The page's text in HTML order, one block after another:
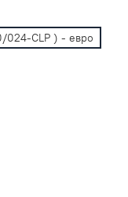
024-CLP ) - евро